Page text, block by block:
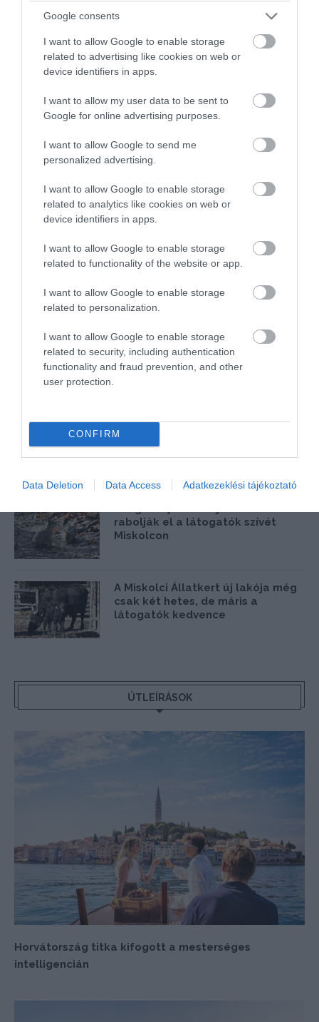
Google consents
I want to allow Google to enable storage
related to advertising like cookies on web or
device identifiers in apps.
I want to allow my user data to be sent to
Google for online advertising purposes.
I want to allow Google to send me
personalized advertising.
I want to allow Google to enable storage
related to analytics like cookies on web or
device identifiers in apps.
I want to allow Google to enable storage
related to functionality of the website or app.
I want to allow Google to enable storage
related to personalization.
I want to allow Google to enable storage
related to security, including authentication
functionality and fraud prevention, and other
user protection.
CONFIRM
Data Deletion Data Access Adatkezeklési tájékoztató
Különös négylábú vendég foglalta el az
egyik vidéki tófürdőt
egyik népszerű hazai tófürdőben. Míg a szakemberek
az utolsó simításokat végezték a szezonnyitás előtt,
egy váratlan vendég már birtokba is vette a …
Mi megtesszük értük, amit lehet –
Púpos újszülött olvasztja meg a
szíveket Miskolcon
Ha már eleget fáztál, akkor végre
megtudhatod, hogy meddig tart
még tél
rabolják el a látogatók szívét
Miskolcon
A Miskolci Állatkert új lakója még
csak két hetes, de máris a
látogatók kedvence
ÚTLEÍRÁSOK
Horvátország titka kifogott a mesterséges
intelligencián